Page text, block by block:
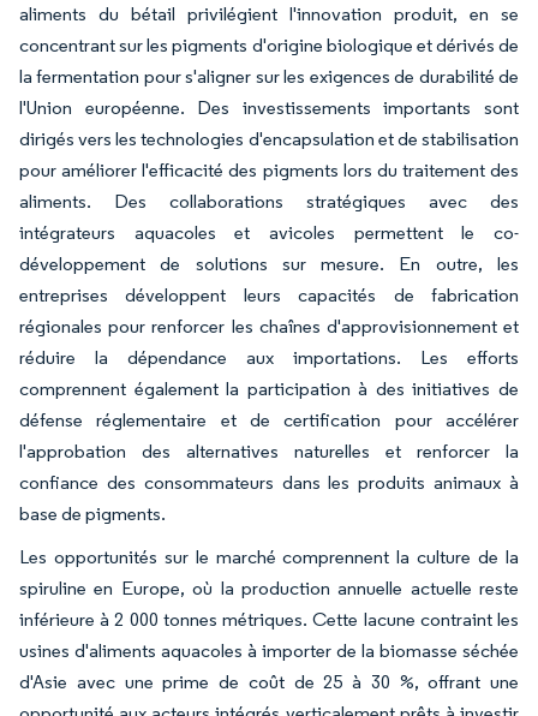
aliments du bétail privilégient l'innovation produit, en se
concentrant sur les pigments d'origine biologique et dérivés de
la fermentation pour s'aligner sur les exigences de durabilité de
l'Union européenne. Des investissements importants sont
dirigés vers les technologies d'encapsulation et de stabilisation
pour améliorer l'efficacité des pigments lors du traitement des
aliments. Des collaborations stratégiques avec des
intégrateurs aquacoles et avicoles permettent le co-
développement de solutions sur mesure. En outre, les
entreprises développent leurs capacités de fabrication
régionales pour renforcer les chaînes d'approvisionnement et
réduire la dépendance aux importations. Les efforts
comprennent également la participation à des initiatives de
défense réglementaire et de certification pour accélérer
l'approbation des alternatives naturelles et renforcer la
confiance des consommateurs dans les produits animaux à
base de pigments.
Les opportunités sur le marché comprennent la culture de la
spiruline en Europe, où la production annuelle actuelle reste
inférieure à 2 000 tonnes métriques. Cette lacune contraint les
usines d'aliments aquacoles à importer de la biomasse séchée
d'Asie avec une prime de coût de 25 à 30 %, offrant une